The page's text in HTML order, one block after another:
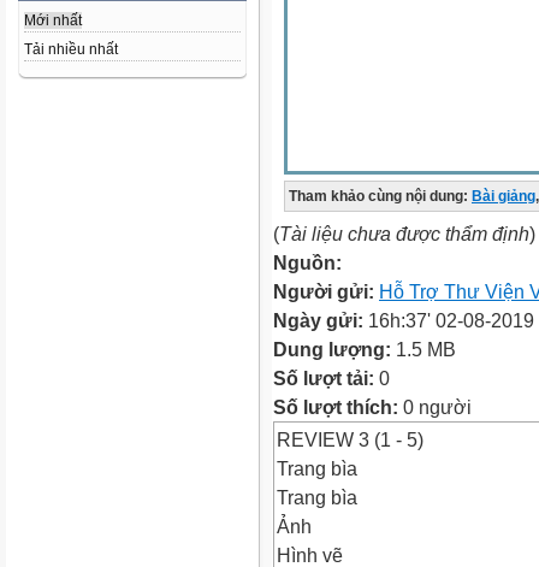
Mới nhất
Tải nhiều nhất
Tham khảo cùng nội dung: Bài giảng,
(Tài liệu chưa được thẩm định)
Nguồn:
Người gửi: Hỗ Trợ Thư Viện
Ngày gửi: 16h:37' 02-08-2019
Dung lượng: 1.5 MB
Số lượt tải: 0
Số lượt thích: 0 người
REVIEW 3 (1 - 5)
Trang bìa
Trang bìa
Ảnh
Hình vẽ